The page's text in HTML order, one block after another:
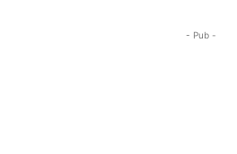
- Pub -